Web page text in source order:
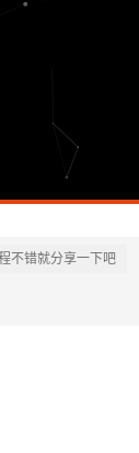
不错就分享一下吧